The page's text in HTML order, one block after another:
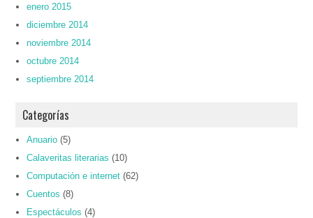
enero 2015
diciembre 2014
noviembre 2014
octubre 2014
septiembre 2014
Categorías
Anuario (5)
Calaveritas literarias (10)
Computación e internet (62)
Cuentos (8)
Espectáculos (4)